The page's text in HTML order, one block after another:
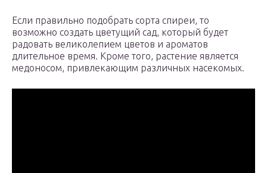
Если правильно подобрать сорта спиреи, то
возможно создать цветущий сад, который будет
радовать великолепием цветов и ароматов
длительное время. Кроме того, растение является
медоносом, привлекающим различных насекомых.